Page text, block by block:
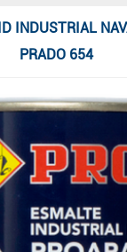
INDUSTRIAL
PRADO 654